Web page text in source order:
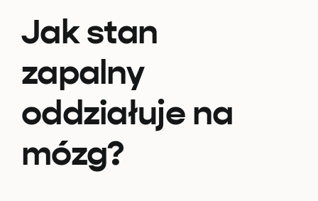
Jak stan
zapalny
oddziałuje na
mózg?